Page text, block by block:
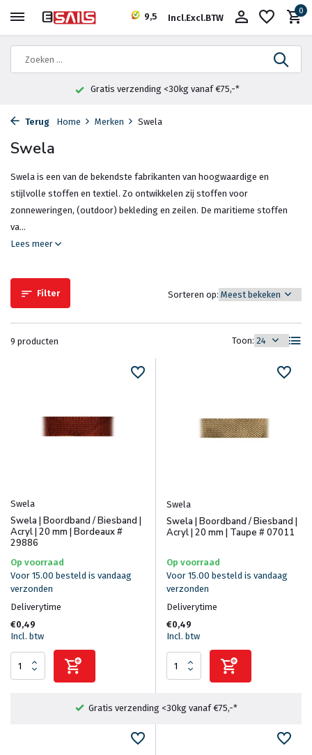
9,5 Incl.Excl.BTW
0
Gratis verzending <30kg vanaf €75,-*
Terug Home Merken Swela
Swela
Swela is een van de bekendste fabrikanten van hoogwaardige en
stijlvolle stoffen en textiel. Zo ontwikkelen zij stoffen voor
zonneweringen, (outdoor) bekleding en zeilen. De maritieme stoffen
va...
Lees meer
Filter
9 producten Toon:
Sorteren op:
Swela
Swela | Boordband / Biesband |
Acryl | 20 mm | Bordeaux #
29886
Op voorraad
Voor 15.00 besteld is vandaag
verzonden
Deliverytime
€0,49
Incl. btw
Swela
Swela | Boordband / Biesband |
Acryl | 20 mm | Taupe # 07011
Op voorraad
Voor 15.00 besteld is vandaag
verzonden
Deliverytime
€0,49
Incl. btw
Gratis verzending <30kg vanaf €75,-*